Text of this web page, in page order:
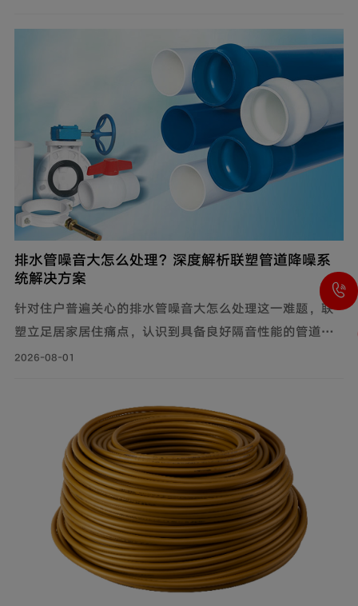
层、钢帘线增强层、聚乙烯外管层复合而成。
排水管噪音大怎么处理？深度解析联塑管道降噪系
统解决方案
针对住户普遍关心的排水管噪音大怎么处理这一难题，联
塑立足居家居住痛点，认识到具备良好隔音性能的管道系
统，能有效降低水流传递的给周围环境带来的影响，付诸
者带来福音。
2026-08-01